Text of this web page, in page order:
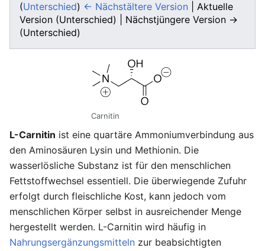
(Unterschied) ← Nächstältere Version | Aktuelle
Version (Unterschied) | Nächstjüngere Version →
(Unterschied)
Carnitin
L-Carnitin ist eine quartäre Ammoniumverbindung aus
den Aminosäuren Lysin und Methionin. Die
wasserlösliche Substanz ist für den menschlichen
Fettstoffwechsel essentiell. Die überwiegende Zufuhr
erfolgt durch fleischliche Kost, kann jedoch vom
menschlichen Körper selbst in ausreichender Menge
hergestellt werden. L-Carnitin wird häufig in
Nahrungsergänzungsmitteln zur beabsichtigten